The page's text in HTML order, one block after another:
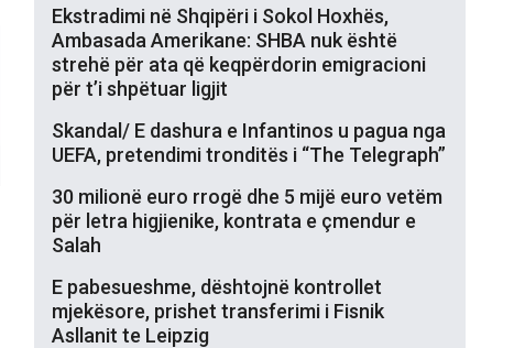
Ekstradimi në Shqipëri i Sokol Hoxhës,
Ambasada Amerikane: SHBA nuk është
strehë për ata që keqpërdorin emigracioni
për t’i shpëtuar ligjit
Skandal/ E dashura e Infantinos u pagua nga
UEFA, pretendimi tronditës i “The Telegraph”
30 milionë euro rrogë dhe 5 mijë euro vetëm
për letra higjienike, kontrata e çmendur e
Salah
E pabesueshme, dështojnë kontrollet
mjekësore, prishet transferimi i Fisnik
Asllanit te Leipzig